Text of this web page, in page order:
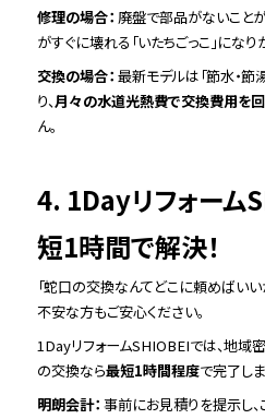
修理の場合： 廃盤で部品がないこと
がすぐに壊れる「いたちごっこ」になり
交換の場合： 最新モデルは「節水・節
り、月々の水道光熱費で交換費用を
ん。
4. 1Dayリフォーム
短1時間で解決！
「蛇口の交換なんてどこに頼めばい
不安な方もご安心ください。
1DayリフォームSHIOBEIでは、地域
の交換なら最短1時間程度で完了しま
明朗会計： 事前にお見積りを提示し